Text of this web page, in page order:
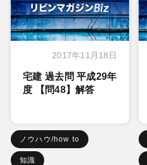
2017年11月18日
宅建 過去問 平成29年
度 【問48】解答
ノウハウ/how to
知識